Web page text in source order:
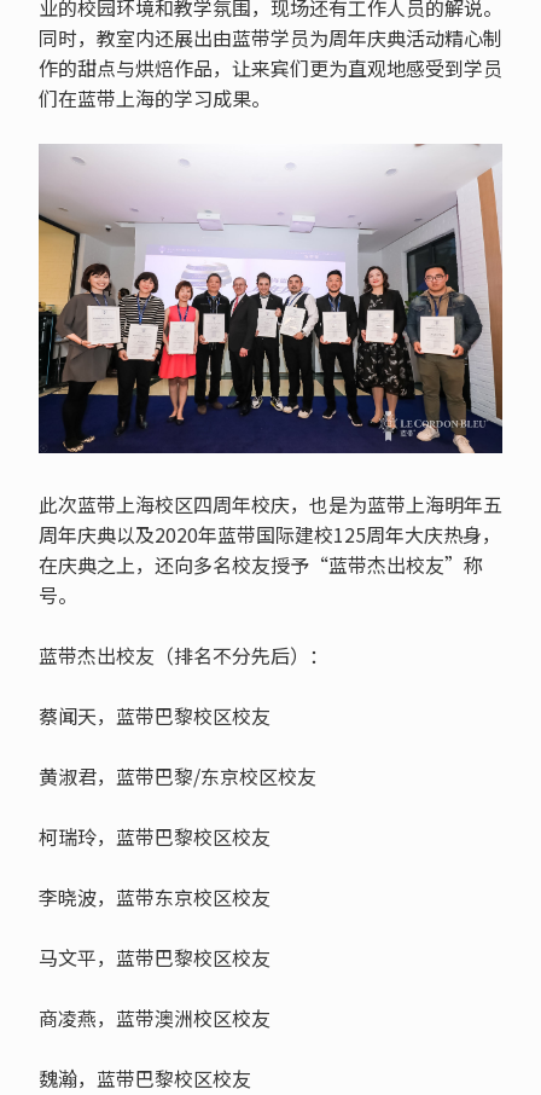
业的校园环境和教学氛围，现场还有工作人员的解说。
同时，教室内还展出由蓝带学员为周年庆典活动精心制
作的甜点与烘焙作品，让来宾们更为直观地感受到学员
们在蓝带上海的学习成果。
此次蓝带上海校区四周年校庆，也是为蓝带上海明年五
周年庆典以及2020年蓝带国际建校125周年大庆热身，
在庆典之上，还向多名校友授予“蓝带杰出校友”称
号。
蓝带杰出校友（排名不分先后）：
蔡闻天，蓝带巴黎校区校友
黄淑君，蓝带巴黎/东京校区校友
柯瑞玲，蓝带巴黎校区校友
李晓波，蓝带东京校区校友
马文平，蓝带巴黎校区校友
商凌燕，蓝带澳洲校区校友
魏瀚，蓝带巴黎校区校友